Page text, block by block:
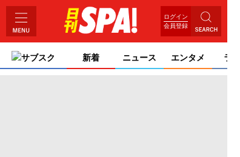
ログイン
会員登録
サブスク 新着 ニュース エンタメ ライ